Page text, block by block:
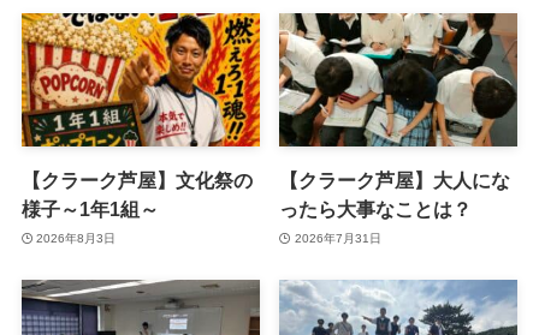
【クラーク芦屋】文化祭の
様子～1年1組～
2026年8月3日
【クラーク芦屋】大人にな
ったら大事なことは？
2026年7月31日